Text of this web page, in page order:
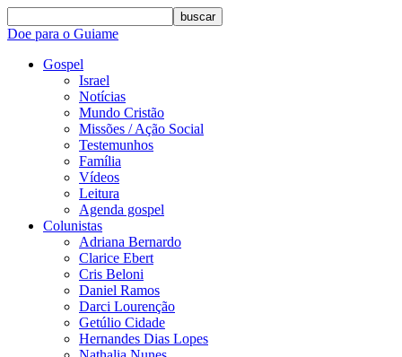
buscar
Doe para o Guiame
Gospel
Israel
Notícias
Mundo Cristão
Missões / Ação Social
Testemunhos
Família
Vídeos
Leitura
Agenda gospel
Colunistas
Adriana Bernardo
Clarice Ebert
Cris Beloni
Daniel Ramos
Darci Lourenção
Getúlio Cidade
Hernandes Dias Lopes